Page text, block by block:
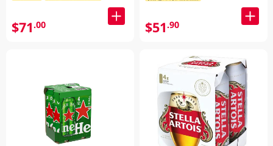
$71.00 $51.90